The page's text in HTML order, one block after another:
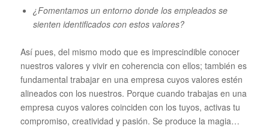
¿Fomentamos un entorno donde los empleados se
sienten identificados con estos valores?
Así pues, del mismo modo que es imprescindible conocer
nuestros valores y vivir en coherencia con ellos; también es
fundamental trabajar en una empresa cuyos valores estén
alineados con los nuestros. Porque cuando trabajas en una
empresa cuyos valores coinciden con los tuyos, activas tu
compromiso, creatividad y pasión. Se produce la magia…